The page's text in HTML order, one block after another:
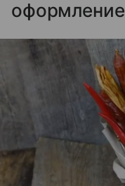
оформление